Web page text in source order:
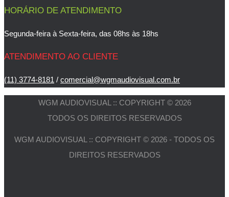
HORÁRIO DE ATENDIMENTO
Segunda-feira à Sexta-feira, das 08hs às 18hs
ATENDIMENTO AO CLIENTE
(11) 3774-8181 / comercial@wgmaudiovisual.com.br
WGM AUDIOVISUAL :: COPYRIGHT © 2026
TODOS OS DIREITOS RESERVADOS
WGM AUDIOVISUAL :: COPYRIGHT © 2026 - TODOS OS
DIREITOS RESERVADOS